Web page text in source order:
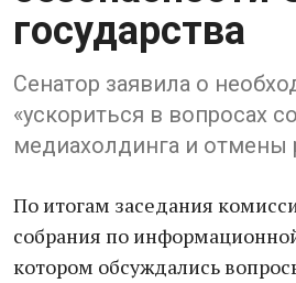
государства
Сенатор заявила о
«ускориться в вопросах
медиахолдинга и отмены
По итогам заседания
собрания по
котором обсуждались